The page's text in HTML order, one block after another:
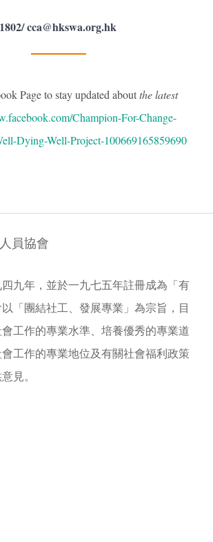
cca@hkswa.org.hk
Page to stay updated aboutthe latest
Champion-For-Change-
Dying-Well-Project-100669165859690
員協會
九年，並於一九七五年註冊成為「有
「團結社工、發展專業」為宗旨，目
工作的專業水準、培養優秀的專業道
工作的專業地位及有關社會福利政策
見。